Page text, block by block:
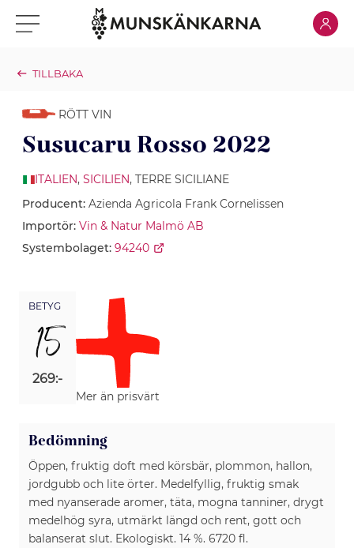
Klicka för meny Klicka
TILLBAKA
RÖTT VIN
Susucaru Rosso 2022
ITALIEN, SICILIEN, TERRE SICILIANE
Producent: Azienda Agricola Frank Cornelissen
Importör: Vin & Natur Malmö AB
Systembolaget: 94240
BETYG
15
269:-
Mer än prisvärt
Bedömning
Öppen, fruktig doft med körsbär, plommon, hallon,
jordgubb och lite örter. Medelfyllig, fruktig smak
med nyanserade aromer, täta, mogna tanniner, drygt
medelhög syra, utmärkt längd och rent, gott och
balanserat slut. Ekologiskt. 14 %. 6720 fl.